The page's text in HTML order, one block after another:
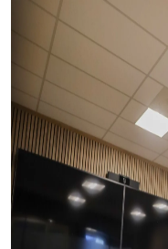
Utendørs
Lyskilder
Arbeidslampe
EPD